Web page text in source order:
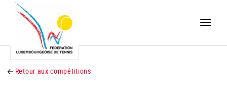
Toggle
Retour aux compétitions